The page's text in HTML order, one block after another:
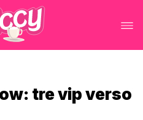
tre vip verso